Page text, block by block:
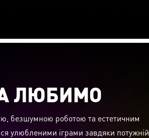
ЛЮБИМО
безшумною роботою та естетичним
улюбленими іграми завдяки потужній